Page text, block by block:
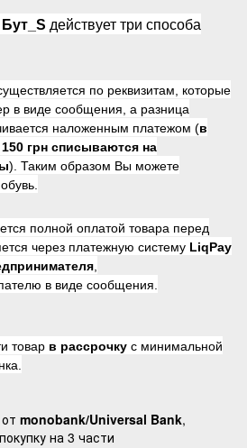
Бут_S действует три способа
по реквизитам, которые
в виде сообщения, а разница
наложенным платежом (в
150 грн списываются на
). Таким образом Вы можете
полной оплатой товара перед
через платежную систему LiqPay
в виде сообщения.
товар в рассрочку с минимальной
monobank/Universal Bank,
на 3 части